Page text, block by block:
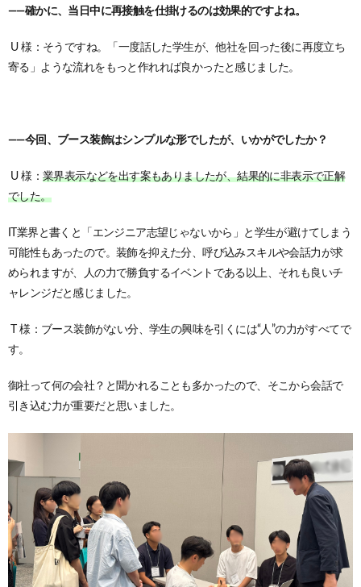
——確かに、当日中に再接触を仕掛けるのは効果的ですよね。
U 様：そうですね。「一度話した学生が、他社を回った後に再度立ち
寄る」ような流れをもっと作れれば良かったと感じました。
——今回、ブース装飾はシンプルな形でしたが、いかがでしたか？
U 様： 業界表示などを出す案もありましたが、結果的に非表示で正解
でした。
IT業界と書くと「エンジニア志望じゃないから」と学生が避けてしまう
可能性もあったので。 装飾を抑えた分、呼び込みスキルや会話力が求
められますが、
人の力で勝負するイベントである以上、それも良いチ
ャレンジだと感じました。
T 様：ブース装飾がない分、学生の興味を引くには“人”の力がすべてで
す。
御社って何の会社？と聞かれることも多かったので、そこから会話で
引き込む力が重要だと思いました。